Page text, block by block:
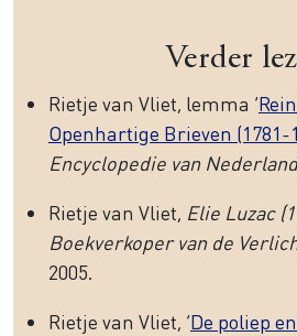
Verder
Rietje van Vliet, lemma ‘
Openhartige Brieven (1781-
Encyclopedie van
Rietje van Vliet, Elie Luzac
Boekverkoper van de
2005.
Rietje van Vliet, ‘De poliep